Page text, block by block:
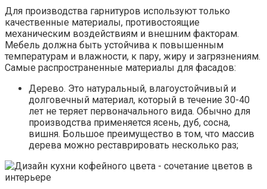
Для производства гарнитуров используют только
качественные материалы, противостоящие
механическим воздействиям и внешним факторам.
Мебель должна быть устойчива к повышенным
температурам и влажности, к пару, жиру и загрязнениям.
Самые распространенные материалы для фасадов:
Дерево. Это натуральный, влагоустойчивый и
долговечный материал, который в течение 30-40
лет не теряет первоначального вида. Обычно для
производства применяется ясень, дуб, сосна,
вишня. Большое преимущество в том, что массив
дерева можно реставрировать несколько раз;